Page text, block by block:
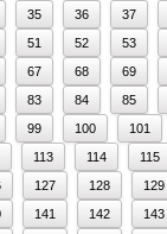
35 36
37
51 52
53
67 68
69
83 84
85
99 100
101
113 114
115
127 128
129
141 142
143